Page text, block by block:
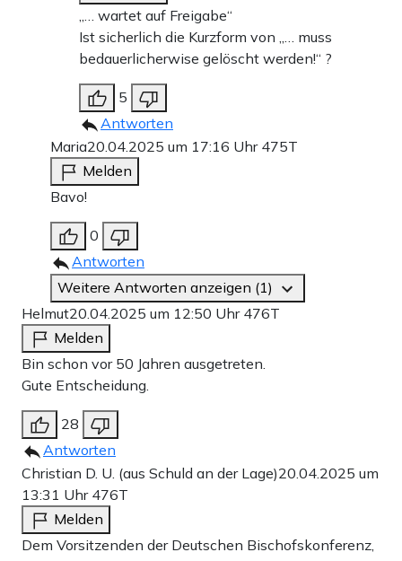
„… wartet auf Freigabe“
Ist sicherlich die Kurzform von „… muss
bedauerlicherwise gelöscht werden!“ ?
5
Antworten
Maria20.04.2025 um 17:16 Uhr 475T
Melden
Bavo!
0
Antworten
Weitere Antworten anzeigen (1)
Helmut20.04.2025 um 12:50 Uhr 476T
Melden
Bin schon vor 50 Jahren ausgetreten.
Gute Entscheidung.
28
Antworten
Christian D. U. (aus Schuld an der Lage)20.04.2025 um
13:31 Uhr 476T
Melden
Dem Vorsitzenden der Deutschen Bischofskonferenz,